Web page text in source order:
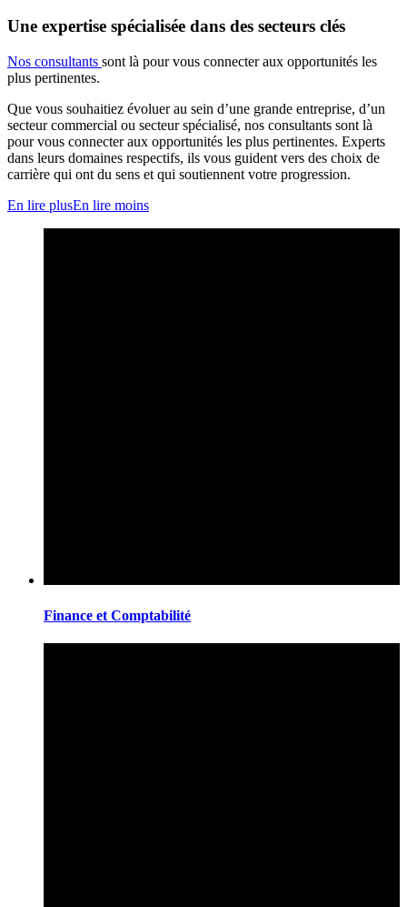
Une expertise spécialisée dans des secteurs clés
Nos consultants sont là pour vous connecter aux opportunités les
plus pertinentes.
Que vous souhaitiez évoluer au sein d’une grande entreprise, d’un
secteur commercial ou secteur spécialisé, nos consultants sont là
pour vous connecter aux opportunités les plus pertinentes. Experts
dans leurs domaines respectifs, ils vous guident vers des choix de
carrière qui ont du sens et qui soutiennent votre progression.
En lire plusEn lire moins
Finance et Comptabilité